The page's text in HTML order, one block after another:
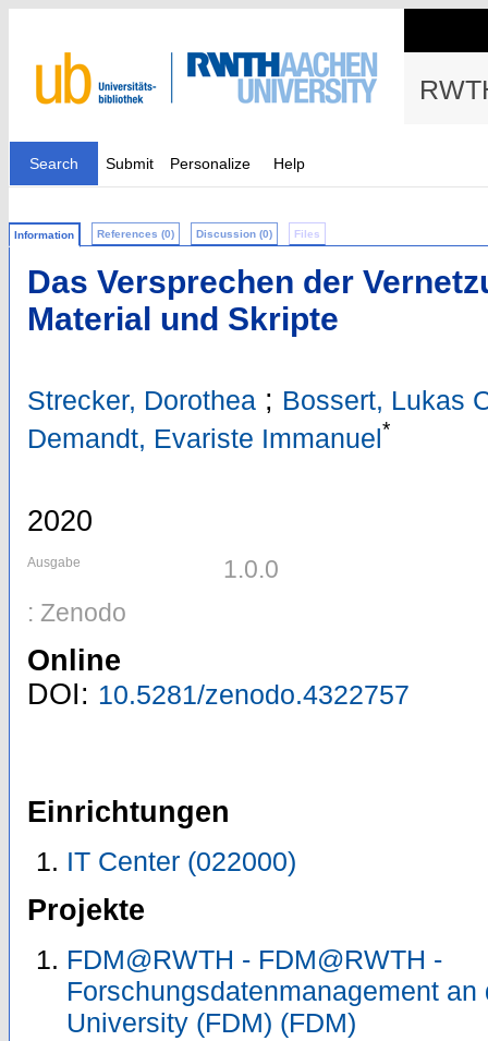
Search Submit Personalize Help
Information References (0) Discussion (0) Files
Das Versprechen der
Material und Skripte
Strecker, Dorothea ; Bossert, Lukas
Demandt, Evariste Immanuel*
2020
Ausgabe
1.0.0
: Zenodo
Online
DOI: 10.5281/zenodo.4322757
Einrichtungen
IT Center (022000)
Projekte
FDM@RWTH - FDM@RWTH -
Forschungsdatenmanagement an
University (FDM) (FDM)